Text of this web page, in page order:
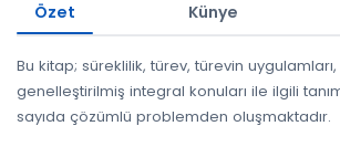
Özet Künye
Bu kitap; süreklilik, türev, türevin
genelleştirilmiş integral konuları ile ilgili
sayıda çözümlü problemden oluşmaktadır.